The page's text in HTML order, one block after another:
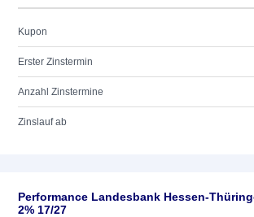
Kupon
Erster Zinstermin
Anzahl Zinstermine
Zinslauf ab
Performance Landesbank Hessen-
2% 17/27